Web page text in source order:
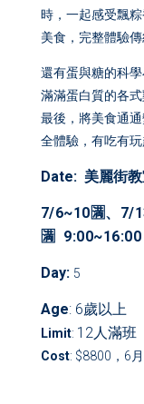
時，一起感受飄
美食，完整體驗傳
還有蛋與糖的科
滿滿蛋白質的各
最後，將美食通
全體驗，有吃有玩
Date: 美麗街教
7/6~10🈵、7/
🈵 9:00~16:00
Day: 5
Age: 6歲以上
Limit: 12人滿班
Cost: $8800，6